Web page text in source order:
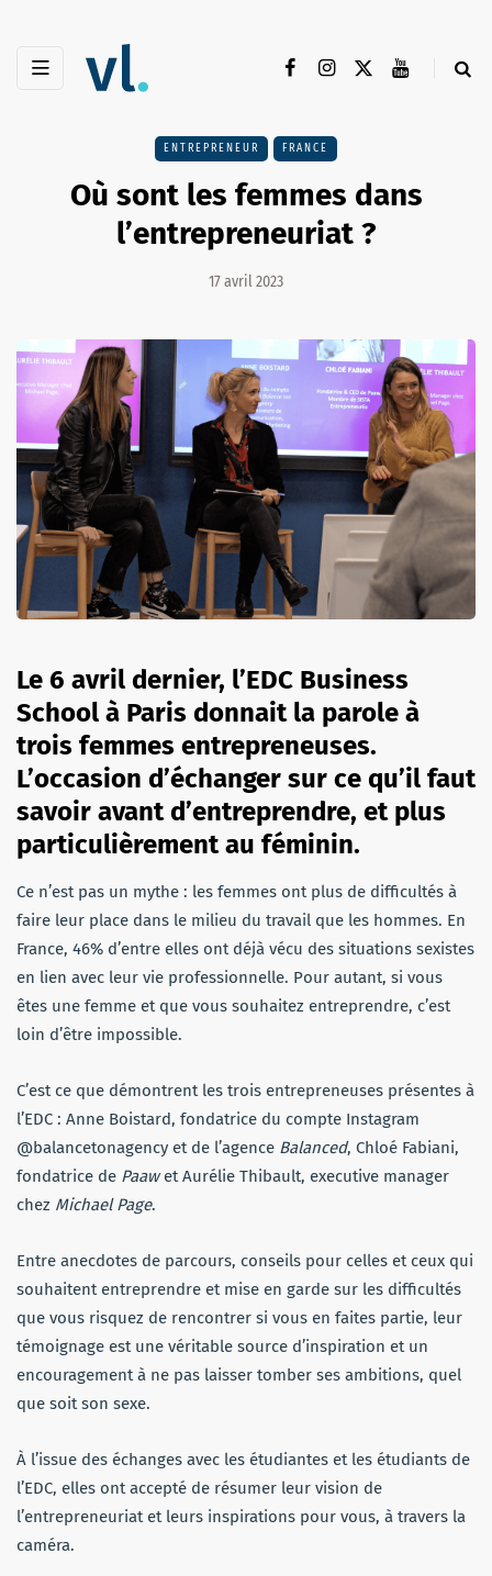
ENTREPRENEUR FRANCE
Où sont les femmes dans
l’entrepreneuriat ?
17 avril 2023
Le 6 avril dernier, l’EDC Business
School à Paris donnait la parole à
trois femmes entrepreneuses.
L’occasion d’échanger sur ce qu’il faut
savoir avant d’entreprendre, et plus
particulièrement au féminin.
Ce n’est pas un mythe : les femmes ont plus de difficultés à
faire leur place dans le milieu du travail que les hommes. En
France, 46% d’entre elles ont déjà vécu des situations sexistes
en lien avec leur vie professionnelle. Pour autant, si vous
êtes une femme et que vous souhaitez entreprendre, c’est
loin d’être impossible.
C’est ce que démontrent les trois entrepreneuses présentes à
l’EDC : Anne Boistard, fondatrice du compte Instagram
@balancetonagency et de l’agence Balanced, Chloé Fabiani,
fondatrice de Paawet Aurélie Thibault, executive manager
chez Michael Page.
Entre anecdotes de parcours, conseils pour celles et ceux qui
souhaitent entreprendre et mise en garde sur les difficultés
que vous risquez de rencontrer si vous en faites partie, leur
témoignage est une véritable source d’inspiration et un
encouragement à ne pas laisser tomber ses ambitions, quel
que soit son sexe.
À l’issue des échanges avec les étudiantes et les étudiants de
l’EDC, elles ont accepté de résumer leur vision de
l’entrepreneuriat et leurs inspirations pour vous, à travers la
caméra.